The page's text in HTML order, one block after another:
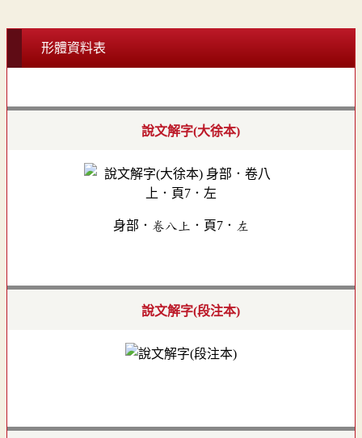
形體資料表
說文解字(大徐本)
身部．卷八上．頁7．左
說文解字(段注本)